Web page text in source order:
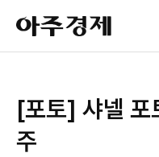
아
주
경
[포토] 샤넬 포
주